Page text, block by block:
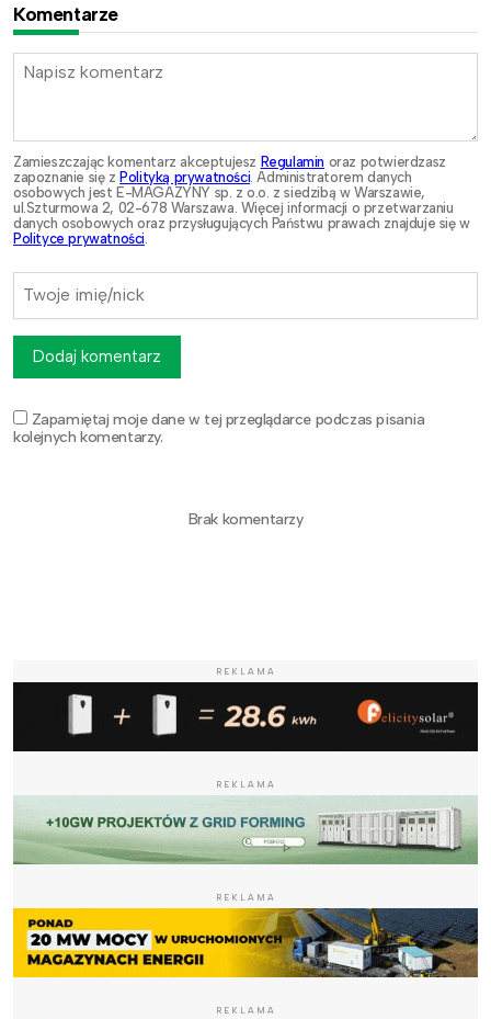
Komentarze
Zamieszczając komentarz akceptujesz Regulamin oraz potwierdzasz
zapoznanie się zPolityką prywatności . Administratorem danych
osobowych jest E-MAGAZYNY sp. z o.o. z siedzibą w Warszawie,
ul.Szturmowa 2, 02-678 Warszawa. Więcej informacji o przetwarzaniu
danych osobowych oraz przysługujących Państwu prawach znajduje się w
Polityce prywatności
Zapamiętaj moje dane w tej przeglądarce podczas pisania
kolejnych komentarzy.
Dodaj komentarz
Brak komentarzy
REKLAMA
REKLAMA
REKLAMA
REKLAMA